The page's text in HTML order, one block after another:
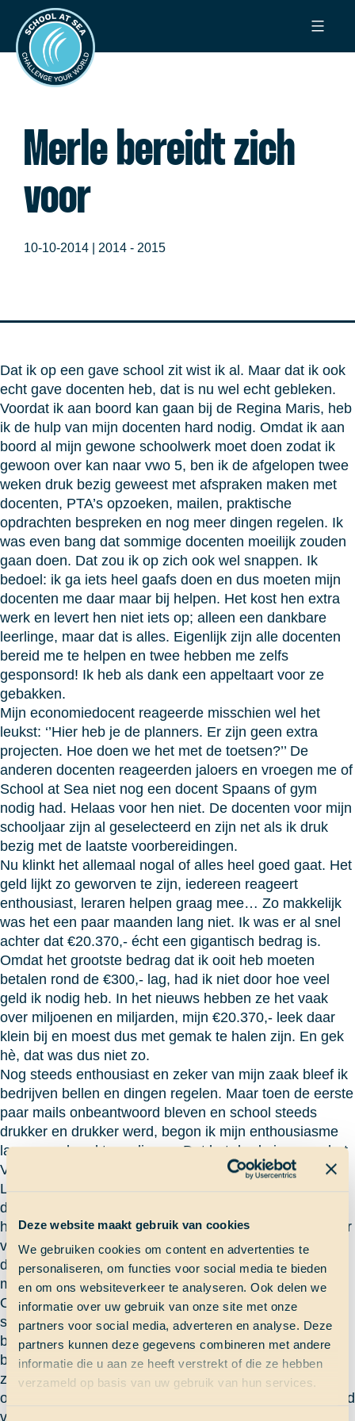
Deze website maakt gebruik van cookies
We gebruiken cookies om content en advertenties te
personaliseren, om functies voor social media te bieden
en om ons websiteverkeer te analyseren. Ook delen we
informatie over uw gebruik van onze site met onze
partners voor social media, adverteren en analyse. Deze
partners kunnen deze gegevens combineren met andere
informatie die u aan ze heeft verstrekt of die ze hebben
verzameld op basis van uw gebruik van hun services.
naar
inhoud
School
at
Sea
Merle bereidt zich
voor
10-10-2014 | 2014 - 2015
Dat ik op een gave school zit wist ik al. Maar dat ik ook
echt gave docenten heb, dat is nu wel echt gebleken.
Voordat ik aan boord kan gaan bij de Regina Maris, heb
ik de hulp van mijn docenten hard nodig. Omdat ik aan
boord al mijn gewone schoolwerk moet doen zodat ik
gewoon over kan naar vwo 5, ben ik de afgelopen twee
weken druk bezig geweest met afspraken maken met
docenten, PTA’s opzoeken, mailen, praktische
opdrachten bespreken en nog meer dingen regelen. Ik
was even bang dat sommige docenten moeilijk zouden
gaan doen. Dat zou ik op zich ook wel snappen. Ik
bedoel: ik ga iets heel gaafs doen en dus moeten mijn
docenten me daar maar bij helpen. Het kost hen extra
werk en levert hen niet iets op; alleen een dankbare
leerlinge, maar dat is alles. Eigenlijk zijn alle docenten
bereid me te helpen en twee hebben me zelfs
gesponsord! Ik heb als dank een appeltaart voor ze
gebakken.
Mijn economiedocent reageerde misschien wel het
leukst: ‘’Hier heb je de planners. Er zijn geen extra
projecten. Hoe doen we het met de toetsen?’’ De
anderen docenten reageerden jaloers en vroegen me of
School at Sea niet nog een docent Spaans of gym
nodig had. Helaas voor hen niet. De docenten voor mijn
schooljaar zijn al geselecteerd en zijn net als ik druk
bezig met de laatste voorbereidingen.
Nu klinkt het allemaal nogal of alles heel goed gaat. Het
geld lijkt zo geworven te zijn, iedereen reageert
enthousiast, leraren helpen graag mee… Zo makkelijk
was het een paar maanden lang niet. Ik was er al snel
achter dat €20.370,- écht een gigantisch bedrag is.
Omdat het grootste bedrag dat ik ooit heb moeten
betalen rond de €300,- lag, had ik niet door hoe veel
geld ik nodig heb. In het nieuws hebben ze het vaak
over miljoenen en miljarden, mijn €20.370,- leek daar
klein bij en moest dus met gemak te halen zijn. En gek
hè, dat was dus niet zo.
Nog steeds enthousiast en zeker van mijn zaak bleef ik
bedrijven bellen en dingen regelen. Maar toen de eerste
paar mails onbeantwoord bleven en school steeds
drukker en drukker werd, begon ik mijn enthousiasme
langzamerhand te verliezen. Dat het derde jaar van het
VWO het drukste is, daar ben ik inmiddels ook achter.
Leraren hadden ons al gewaarschuwd, maar het werd
drukker dan ik ooit kon inschatten. ’s Avonds na veel
huiswerk maken was ik helemaal kapot. Uitrusten zat er
voor mij dan niet bij want er was nog hockey, een site
die af moest, bedrijven die gebeld moesten worden en
mails die geschreven moesten worden.
Op een gegeven moment kreeg ik het wat rustiger op
school en door de vakanties kon ik weer flink wat
bijslapen. Maar ik bleef moe en energieloos. Na een
bloedonderzoek bleek dat ik met de nasleep van de
ziekte van Pfeiffer worstelde. Het vreemde was: ik was
ontzettend blij met die uitslag. Ik wist waar mijn moeheid
vandaan kwam. Voor mezelf had ik nu ook een goede